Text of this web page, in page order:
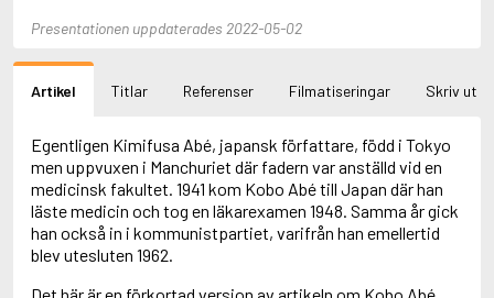
Abele, Inga
Aboulela, Leila
Abrahams, Peter (f. 1947)
Abrahamson, Emmy
Abse, Dannie
Abu-Jaber, Diana
Abulhawa, Susan
Aburas, Lone
Presentationen uppdaterades 2022-05-02
Artikel Titlar Referenser Filmatiseringar Skriv ut
Egentligen Kimifusa Abé, japansk författare, född i Tokyo
men uppvuxen i Manchuriet där fadern var anställd vid en
medicinsk fakultet. 1941 kom Kobo Abé till Japan där han
läste medicin och tog en läkarexamen 1948. Samma år gick
han också in i kommunistpartiet, varifrån han emellertid
blev utesluten 1962.